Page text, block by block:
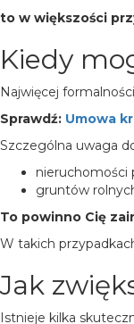
to w większości
Kiedy
Najwięcej
Sprawdź: Umowa
Szczególna uwaga
nieruchomości
gruntów
To powinno Cię
W takich
Jak
Istnieje kilka